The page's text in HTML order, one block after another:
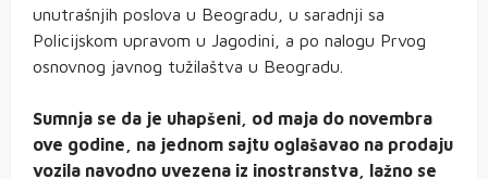
unutrašnjih poslova u Beogradu, u saradnji sa
Policijskom upravom u Jagodini, a po nalogu Prvog
osnovnog javnog tužilaštva u Beogradu.
Sumnja se da je uhapšeni, od maja do novembra
ove godine, na jednom sajtu oglašavao na prodaju
vozila navodno uvezena iz inostranstva, lažno se